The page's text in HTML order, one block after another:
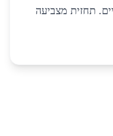
תחזית מצביעה